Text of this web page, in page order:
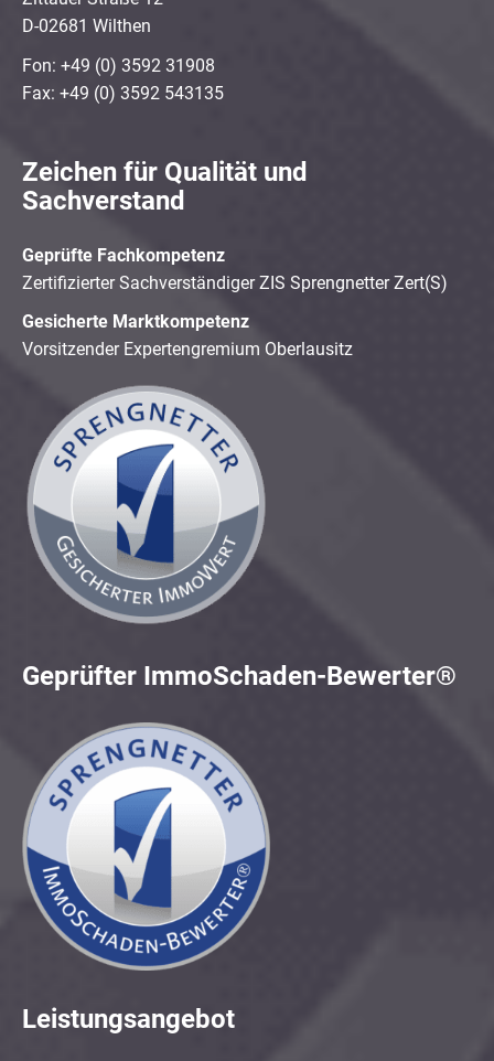
D-02681 Wilthen
Fon: +49 (0) 3592 31908
Fax: +49 (0) 3592 543135
Zeichen für Qualität und
Sachverstand
Geprüfte Fachkompetenz
Zertifizierter Sachverständiger ZIS Sprengnetter Zert(S)
Gesicherte Marktkompetenz
Vorsitzender Expertengremium Oberlausitz
Geprüfter ImmoSchaden-Bewerter®
Leistungsangebot